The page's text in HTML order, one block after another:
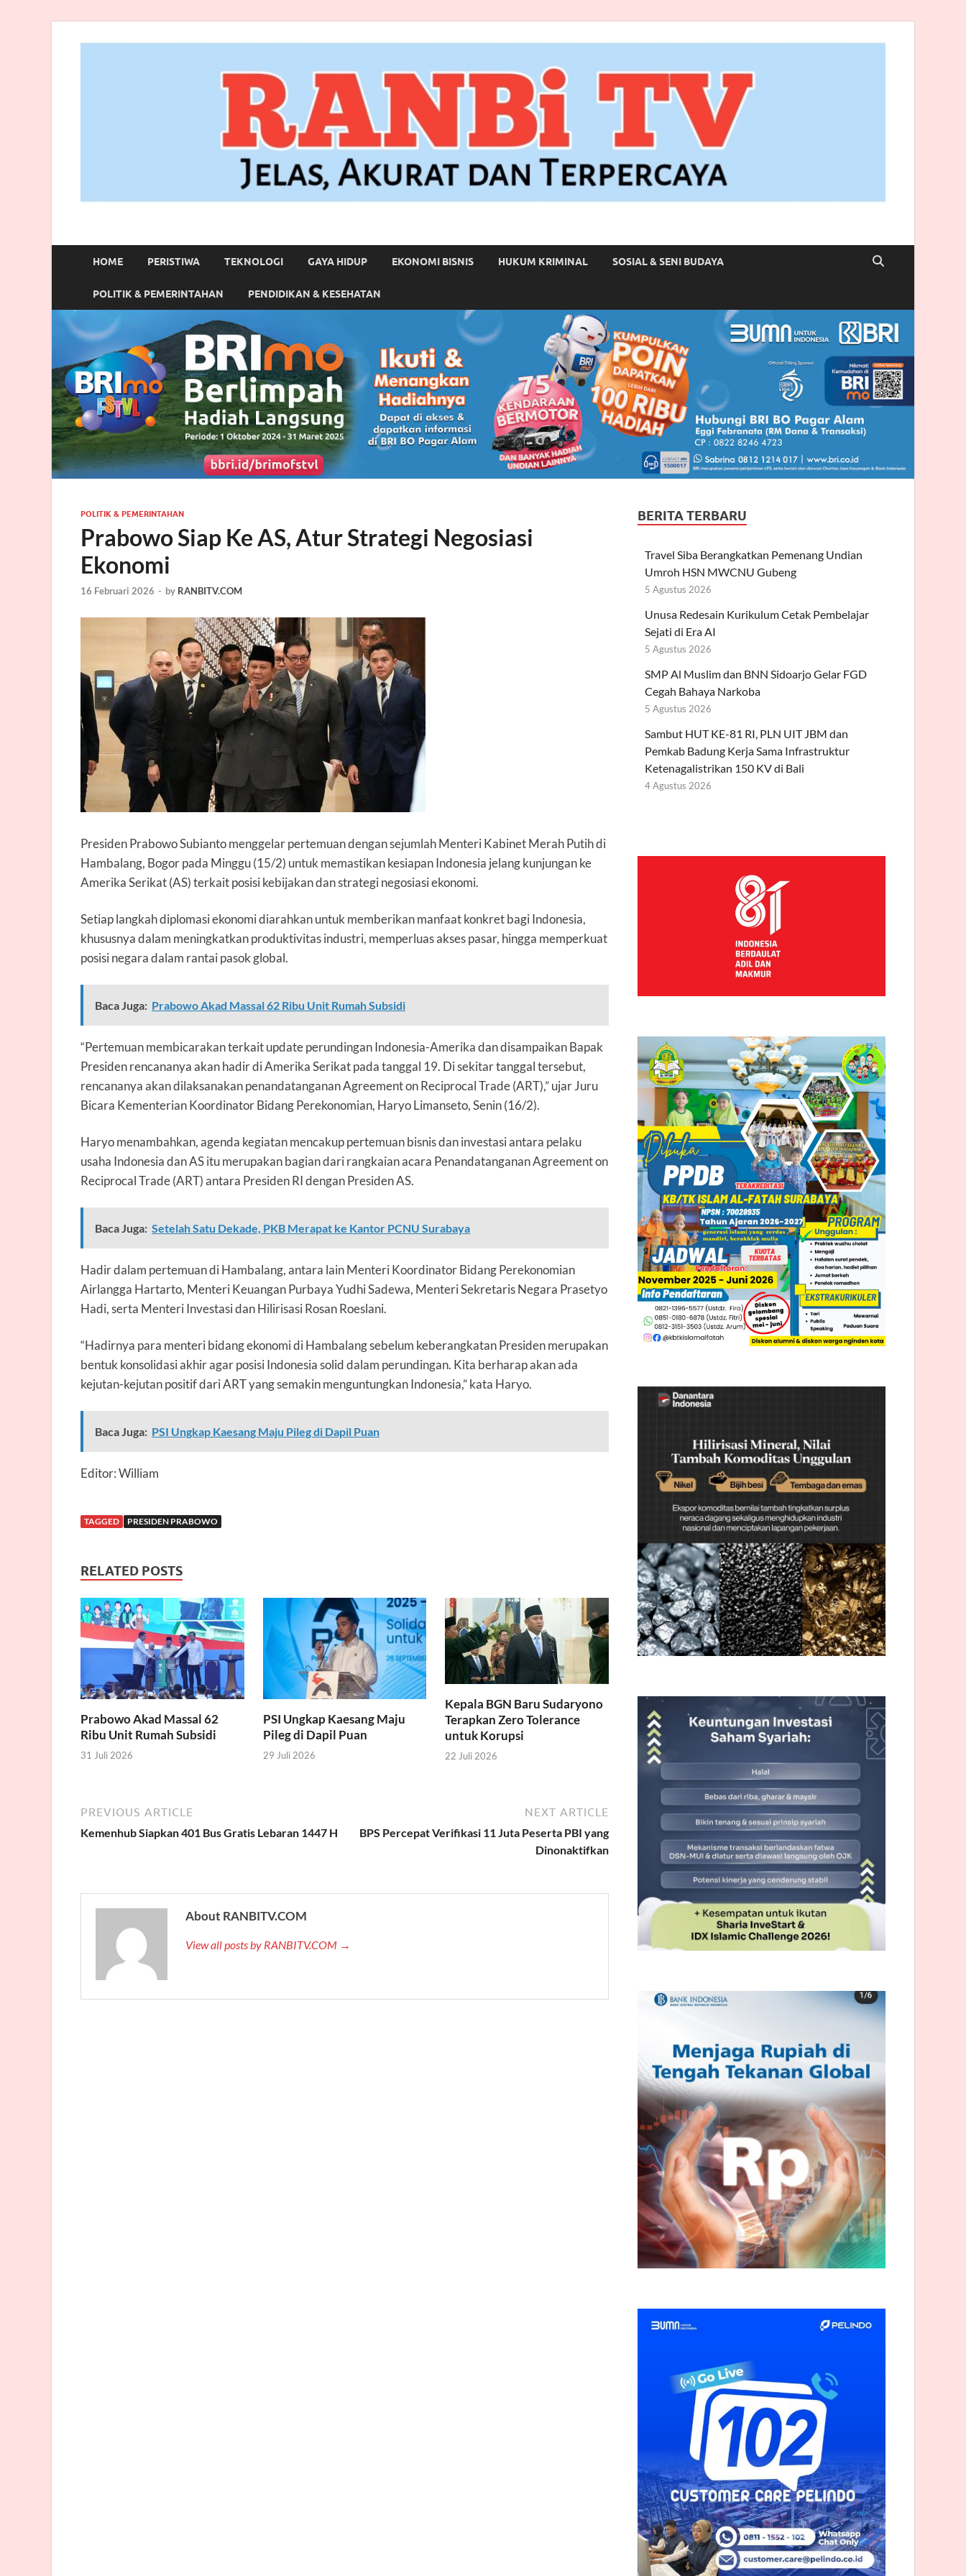
RANBITV.COM
HOME PERISTIWA TEKNOLOGI GAYA HIDUP EKONOMI BISNIS HUKUM KRIMINAL SOSIAL & SENI BUDAYA
POLITIK & PEMERINTAHAN PENDIDIKAN & KESEHATAN
POLITIK & PEMERINTAHAN
Prabowo Siap Ke AS, Atur Strategi Negosiasi
Ekonomi
16 Februari 2026 - by RANBITV.COM
Presiden Prabowo Subianto menggelar pertemuan dengan sejumlah Menteri Kabinet Merah Putih di
Hambalang, Bogor pada Minggu (15/2) untuk memastikan kesiapan Indonesia jelang kunjungan ke
Amerika Serikat (AS) terkait posisi kebijakan dan strategi negosiasi ekonomi.
Setiap langkah diplomasi ekonomi diarahkan untuk memberikan manfaat konkret bagi Indonesia,
khususnya dalam meningkatkan produktivitas industri, memperluas akses pasar, hingga memperkuat
posisi negara dalam rantai pasok global.
Baca Juga: Prabowo Akad Massal 62 Ribu Unit Rumah Subsidi
“Pertemuan membicarakan terkait update perundingan Indonesia-Amerika dan disampaikan Bapak
Presiden rencananya akan hadir di Amerika Serikat pada tanggal 19. Di sekitar tanggal tersebut,
rencananya akan dilaksanakan penandatanganan Agreement on Reciprocal Trade (ART),” ujar Juru
Bicara Kementerian Koordinator Bidang Perekonomian, Haryo Limanseto, Senin (16/2).
Haryo menambahkan, agenda kegiatan mencakup pertemuan bisnis dan investasi antara pelaku
usaha Indonesia dan AS itu merupakan bagian dari rangkaian acara Penandatanganan Agreement on
Reciprocal Trade (ART) antara Presiden RI dengan Presiden AS.
Baca Juga: Setelah Satu Dekade, PKB Merapat ke Kantor PCNU Surabaya
Hadir dalam pertemuan di Hambalang, antara lain Menteri Koordinator Bidang Perekonomian
Airlangga Hartarto, Menteri Keuangan Purbaya Yudhi Sadewa, Menteri Sekretaris Negara Prasetyo
Hadi, serta Menteri Investasi dan Hilirisasi Rosan Roeslani.
“Hadirnya para menteri bidang ekonomi di Hambalang sebelum keberangkatan Presiden merupakan
bentuk konsolidasi akhir agar posisi Indonesia solid dalam perundingan. Kita berharap akan ada
kejutan-kejutan positif dari ART yang semakin menguntungkan Indonesia,” kata Haryo.
Baca Juga: PSI Ungkap Kaesang Maju Pileg di Dapil Puan
Editor: William
TAGGED PRESIDEN PRABOWO
RELATED POSTS
Prabowo Akad Massal 62
Ribu Unit Rumah Subsidi
31 Juli 2026
PSI Ungkap Kaesang Maju
Pileg di Dapil Puan
29 Juli 2026
Kepala BGN Baru Sudaryono
Terapkan Zero Tolerance
untuk Korupsi
22 Juli 2026
PREVIOUS ARTICLE
Kemenhub Siapkan 401 Bus Gratis Lebaran 1447 H
NEXT ARTICLE
BPS Percepat Verifikasi 11 Juta Peserta PBI yang
Dinonaktifkan
About RANBITV.COM
View all posts by RANBITV.COM →
BERITA TERBARU
Travel Siba Berangkatkan Pemenang Undian
Umroh HSN MWCNU Gubeng
5 Agustus 2026
Unusa Redesain Kurikulum Cetak Pembelajar
Sejati di Era AI
5 Agustus 2026
SMP Al Muslim dan BNN Sidoarjo Gelar FGD
Cegah Bahaya Narkoba
5 Agustus 2026
Sambut HUT KE-81 RI, PLN UIT JBM dan
Pemkab Badung Kerja Sama Infrastruktur
Ketenagalistrikan 150 KV di Bali
4 Agustus 2026